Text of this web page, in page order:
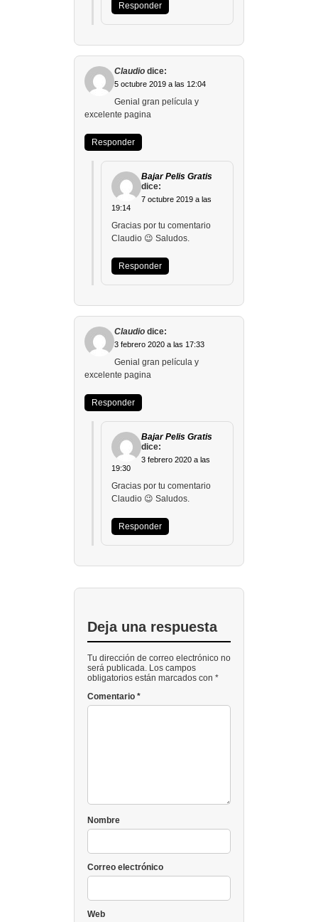
Responder
Claudio dice:
5 octubre 2019 a las 12:04
Genial gran película y
excelente pagina
Responder
Bajar Pelis Gratis
dice:
7 octubre 2019 a las
19:14
Gracias por tu comentario
Claudio 😉 Saludos.
Responder
Claudio dice:
3 febrero 2020 a las 17:33
Genial gran película y
excelente pagina
Responder
Bajar Pelis Gratis
dice:
3 febrero 2020 a las
19:30
Gracias por tu comentario
Claudio 😉 Saludos.
Responder
Deja una respuesta
Tu dirección de correo electrónico no
será publicada. Los campos
obligatorios están marcados con *
Comentario *
Nombre
Correo electrónico
Web